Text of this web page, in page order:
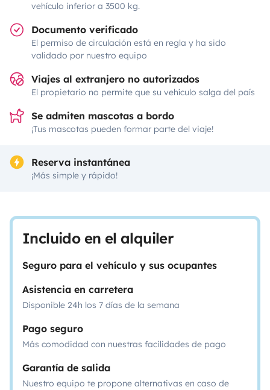
vehículo inferior a 3500 kg.
Documento verificado
El permiso de circulación está en regla y ha sido
validado por nuestro equipo
Viajes al extranjero no autorizados
El propietario no permite que su vehículo salga del país
Se admiten mascotas a bordo
¡Tus mascotas pueden formar parte del viaje!
Reserva instantánea
¡Más simple y rápido!
Incluido en el alquiler
Seguro para el vehículo y sus ocupantes
Asistencia en carretera
Disponible 24h los 7 días de la semana
Pago seguro
Más comodidad con nuestras facilidades de pago
Garantía de salida
Nuestro equipo te propone alternativas en caso de